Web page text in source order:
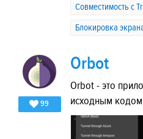
Совместимость с
Блокировка
99
Orbot
Orbot - это
исходным